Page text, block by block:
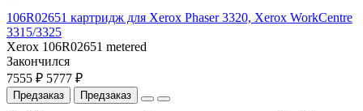
106R02651 картридж для Xerox Phaser 3320, Xerox WorkCentre
3315/3325
Xerox 106R02651 metered
Закончился
7555 ₽ 5777 ₽
Предзаказ Предзаказ